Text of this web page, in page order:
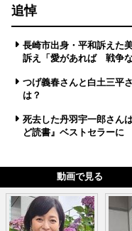
追悼
長崎市出身・平和訴えた
訴え「愛があれば 戦争な
つげ義春さんと白土三平
は？
死去した丹羽宇一郎さん
ど読書』ベストセラーに
動画で見る